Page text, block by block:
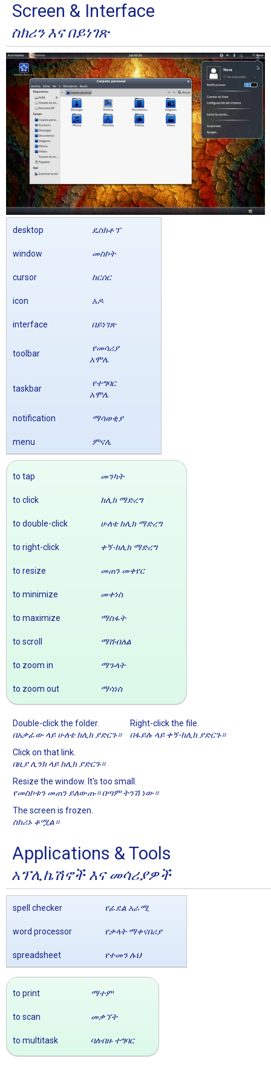
Screen & Interface
ስክሪን እና በይነገጽ
desktop ዴስክቶፕ
window መስኮት
cursor ከርሰር
icon አዶ
interface በይነገጽ
toolbar
የመሳሪያ
አሞሌ
taskbar
የተግባር
አሞሌ
notification ማሳወቂያ
menu ምናሌ
to tap መንካት
to click ክሊክ ማድረግ
to double-click ሁለቴ ክሊክ ማድረግ
to right-click ቀኝ-ክሊክ ማድረግ
to resize መጠን መቀየር
to minimize መቀነስ
to maximize ማስፋት
to scroll ማሸብለል
to zoom in ማጉላት
to zoom out ማሳነስ
Double-click the folder.
በአቃፊው ላይ ሁለቴ ክሊክ ያድርጉ።
Right-click the file.
በፋይሉ ላይ ቀኝ-ክሊክ ያድርጉ።
Click on that link.
በዚያ ሊንክ ላይ ክሊክ ያድርጉ።
Resize the window. It's too small.
የመስኮቱን መጠን ይለውጡ። በጣም ትንሽ ነው።
The screen is frozen.
ስክሪኑ ቆሟል።
Applications & Tools
አፕሊኬሽኖች እና መሳሪያዎች
spell checker የፊደል አራሚ
word processor የቃላት ማቀናበሪያ
spreadsheet የተመን ሉህ
to print ማተም
to scan መቃኘት
to multitask ባለብዙ ተግባር